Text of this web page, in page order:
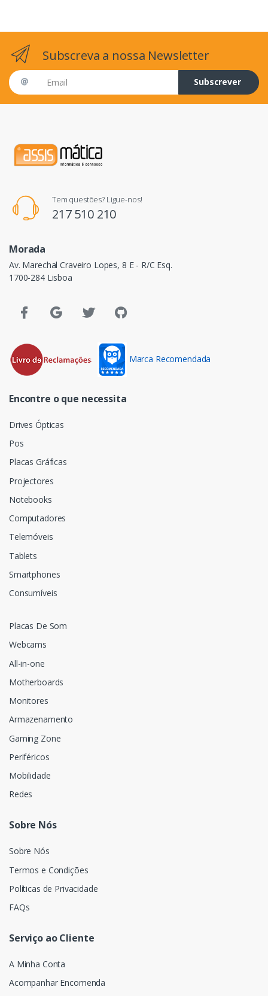
Subscreva a nossa Newsletter
Email address
Subscrever
Tem questões? Ligue-nos!
217 510 210
Morada
Av. Marechal Craveiro Lopes, 8 E - R/C Esq.
1700-284 Lisboa
Marca Recomendada
Encontre o que necessita
Drives Ópticas
Pos
Placas Gráficas
Projectores
Notebooks
Computadores
Telemóveis
Tablets
Smartphones
Consumíveis
Placas De Som
Webcams
All-in-one
Motherboards
Monitores
Armazenamento
Gaming Zone
Periféricos
Mobilidade
Redes
Sobre Nós
Sobre Nós
Termos e Condições
Políticas de Privacidade
FAQs
Serviço ao Cliente
A Minha Conta
Acompanhar Encomenda